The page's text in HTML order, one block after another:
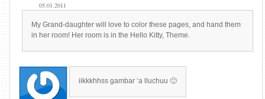
05.01.2011
My Grand-daughter will love to color these pages, and hand them
in her room! Her room is in the Hello Kitty, Theme.
iikkkhhss gambar ‘a lluchuu 🙂